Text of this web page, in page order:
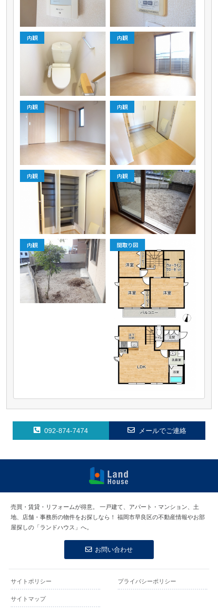
内観 内観
内観 内観
内観 内観
内観 間取り図
092-874-7474 メールでご連絡
買物件 | ラン
ドハウス
売買・賃貸・リフォームが得意。
一戸建て、アパート・マンション、土
地、店舗・事務所の物件をお探しなら！ 福岡市早良区の不動産情報やお部
屋探しの「ランドハウス」へ。
お問い合わせ
サイトポリシー プライバシーポリシー
サイトマップ